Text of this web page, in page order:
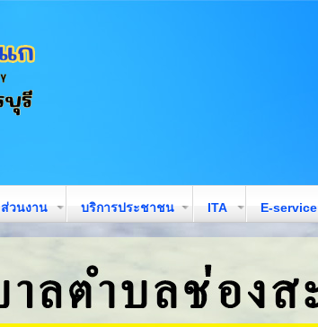
ส่วนงาน บริการประชาชน ITA E-service